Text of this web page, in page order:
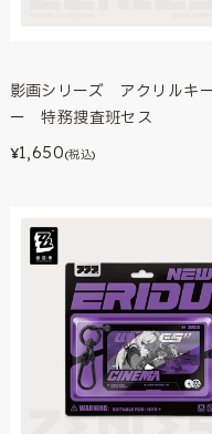
影画シリーズ アクリルキ
ー 特務捜査班セス
¥1,650(税込)